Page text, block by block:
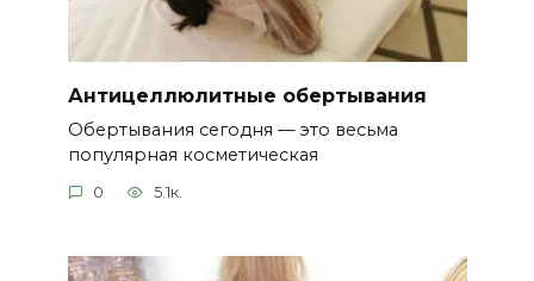
Антицеллюлитные обертывания
Обертывания сегодня — это весьма
популярная косметическая
0 5.1к.